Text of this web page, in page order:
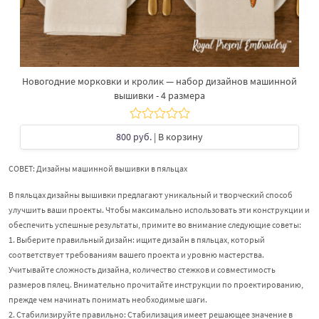
Новогодние морковки и кролик — набор дизайнов машинной
вышивки - 4 размера
800 руб. | В корзину
СОВЕТ: Дизайны машинной вышивки в пяльцах
В пяльцах дизайны вышивки предлагают уникальный и творческий способ
улучшить ваши проекты. Чтобы максимально использовать эти конструкции и
обеспечить успешные результаты, примите во внимание следующие советы:
1. Выберите правильный дизайн: ищите дизайн в пяльцах, который
соответствует требованиям вашего проекта и уровню мастерства.
Учитывайте сложность дизайна, количество стежков и совместимость
размеров пялец. Внимательно прочитайте инструкции по проектированию,
прежде чем начинать понимать необходимые шаги.
2. Стабилизируйте правильно: Стабилизация имеет решающее значение в